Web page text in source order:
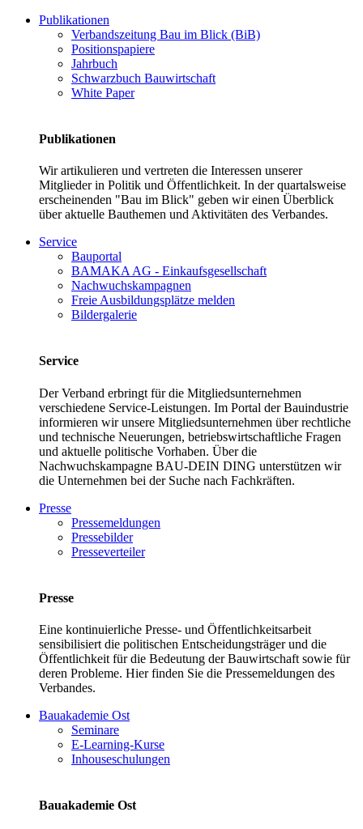
Publikationen
Verbandszeitung Bau im Blick (BiB)
Positionspapiere
Jahrbuch
Schwarzbuch Bauwirtschaft
White Paper
Publikationen
Wir artikulieren und vertreten die Interessen unserer
Mitglieder in Politik und Öffentlichkeit. In der quartalsweise
erscheinenden "Bau im Blick" geben wir einen Überblick
über aktuelle Bauthemen und Aktivitäten des Verbandes.
Service
Bauportal
BAMAKA AG - Einkaufsgesellschaft
Nachwuchskampagnen
Freie Ausbildungsplätze melden
Bildergalerie
Service
Der Verband erbringt für die Mitgliedsunternehmen
verschiedene Service-Leistungen. Im Portal der Bauindustrie
informieren wir unsere Mitgliedsunternehmen über rechtliche
und technische Neuerungen, betriebswirtschaftliche Fragen
und aktuelle politische Vorhaben. Über die
Nachwuchskampagne BAU-DEIN DING unterstützen wir
die Unternehmen bei der Suche nach Fachkräften.
Presse
Pressemeldungen
Pressebilder
Presseverteiler
Presse
Eine kontinuierliche Presse- und Öffentlichkeitsarbeit
sensibilisiert die politischen Entscheidungsträger und die
Öffentlichkeit für die Bedeutung der Bauwirtschaft sowie für
deren Probleme. Hier finden Sie die Pressemeldungen des
Verbandes.
Bauakademie Ost
Seminare
E-Learning-Kurse
Inhouseschulungen
Bauakademie Ost